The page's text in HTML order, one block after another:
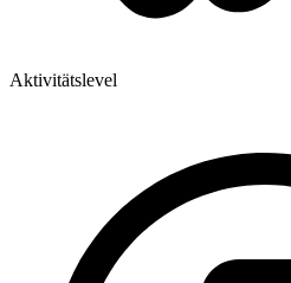
Aktivitätslevel